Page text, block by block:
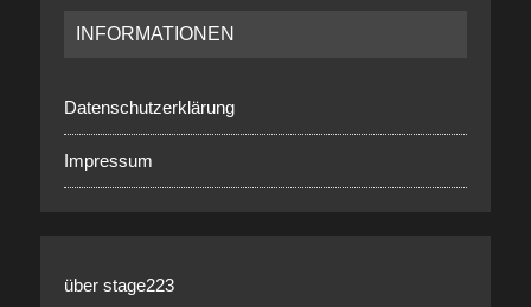
INFORMATIONEN
Datenschutzerklärung
Impressum
über stage223